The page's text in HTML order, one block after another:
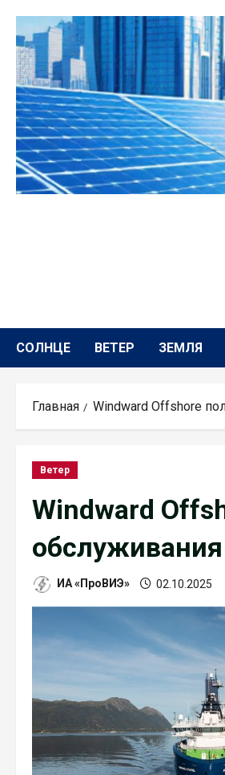
содержимому
СОЛНЦЕ ВЕТЕР ЗЕМЛЯ
Главная Windward Offshore
Ветер
Windward
ИА «ПроВИЭ» 02.10.2025